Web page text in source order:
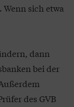
Wenn sich etwa
dann
bei der
des GVB